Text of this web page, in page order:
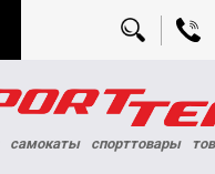
самокаты спорттовары